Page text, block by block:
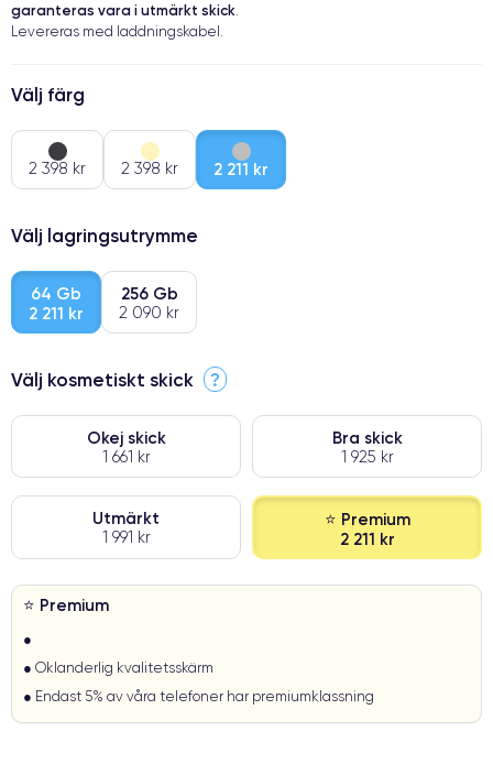
garanteras vara i utmärkt skick.
Levereras med laddningskabel.
Välj färg
2 398 kr 2 398 kr 2 211 kr
Välj lagringsutrymme
64 Gb
2 211 kr
256 Gb
2 090 kr
Välj kosmetiskt skick ?
Okej skick
1 661 kr
Bra skick
1 925 kr
Utmärkt
1 991 kr
⭐ Premium
2 211 kr
⭐ Premium
●
● Oklanderlig kvalitetsskärm
● Endast 5% av våra telefoner har premiumklassning